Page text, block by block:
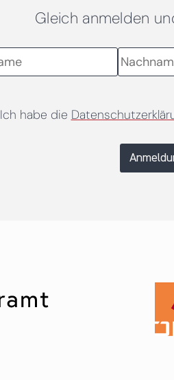
Gleich anmelden
Ich habe die